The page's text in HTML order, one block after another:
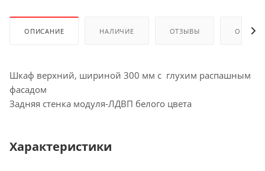
ОПИСАНИЕ НАЛИЧИЕ ОТЗЫВЫ ОПЛАТА
Шкаф верхний, шириной 300 мм с глухим распашным
фасадом
Задняя стенка модуля-ЛДВП белого цвета
Характеристики